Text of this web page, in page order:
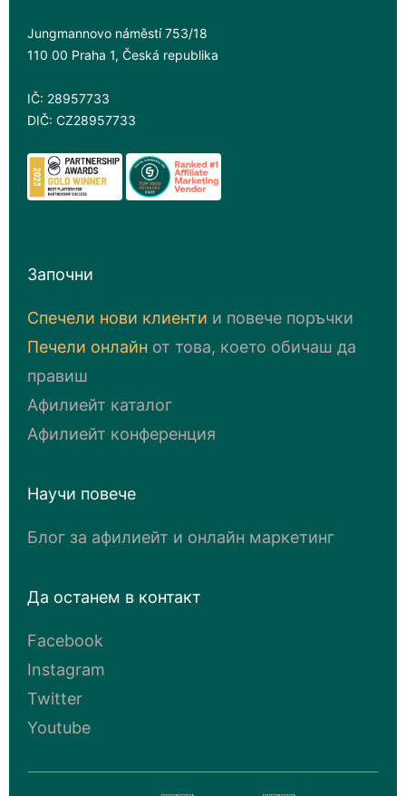
Jungmannovo náměstí 753/18
110 00 Praha 1, Česká republika
IČ: 28957733
DIČ: CZ28957733
Започни
Спечели нови клиенти и повече поръчки
Печели онлайн от това, което обичаш да
правиш
Афилиейт каталог
Афилиейт конференция
Научи повече
Блог за афилиейт и онлайн маркетинг
Да останем в контакт
Facebook
Instagram
Twitter
Youtube